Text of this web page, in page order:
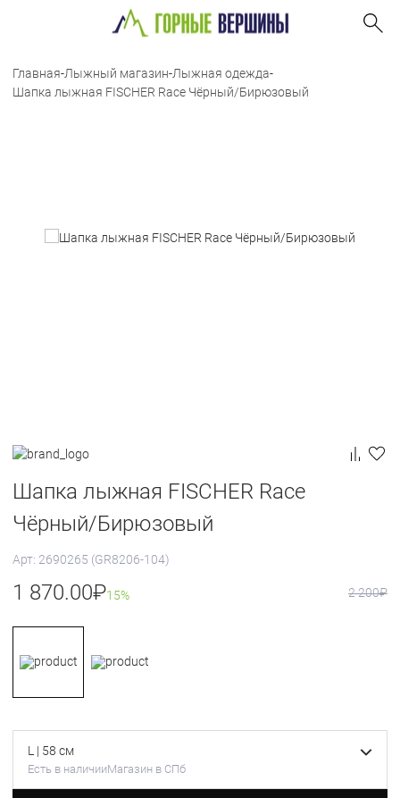
Главная-Лыжный магазин-Лыжная одежда-
Шапка лыжная FISCHER Race Чёрный/Бирюзовый
Шапка лыжная FISCHER Race
Чёрный/Бирюзовый
Арт: 2690265 (GR8206-104)
1 870.00₽15% 2 200₽
L | 58 см
Есть в наличииМагазин в СПб